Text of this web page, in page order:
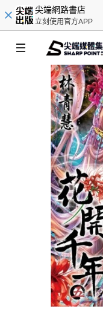
尖端網路書店
立刻使用官方APP